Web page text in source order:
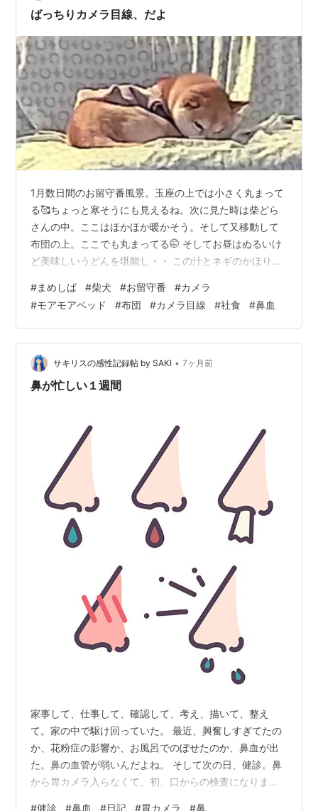
はそういう方の場合は地獄の釜が開いてやってきている
ばっちりカメラ目線、だよ
1月数日間のお留守番風景。玉座の上では小さく丸まって
る🥰ちょっと寒そうにも見えるね。次に見た時は柴どら
さんの中。ここはほかほか暖かそう。そして又移動して
布団の上。ここでも丸まってる🤭 そしてお昼はぬるいけ
ど美味しいうどんを堪能し・・ この汁とネギのかほりが
い大好物のうどん😝 その４日後のお留守番風景 え？！も
しかしてカメラ目線？！ 鼻血 そしていつもの布団の上で
ねんね・・ここもすっかりお気に入りの場所の仲間入
り。 暖房はつけていないので、小さく丸まってお顔を埋
めて暖かくして過ごすたらちゃん。 で、この日の〆、帰
る前に覗いてみると・・え？！ばっち…
#まめしば #柴犬 #お留守番 #カメラ
#モアモアベッド #布団 #カメラ目線 #社食 #鼻血
サキリスの感性記録帖 by SAKI • 7ヶ月前
鼻が忙しい１週間
家事して、仕事して、確認して、考え、描いて、整え
て。家の中で駆け回っていた。 最近、興奮しすぎてたの
か、花粉症の影響か、お風呂でのぼせたのか、鼻血が出
た。鼻の血管が弱いんだよね。 そして次の日、健診。鼻
から胃カメラ入らなくて、初、口からの検査になりまし
#健診 #鼻血 #日記 #胃カメラ #鼻